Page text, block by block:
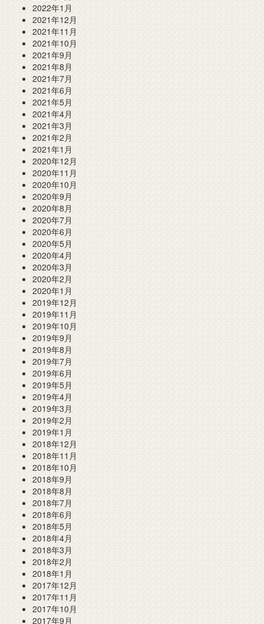
2022年1月
2021年12月
2021年11月
2021年10月
2021年9月
2021年8月
2021年7月
2021年6月
2021年5月
2021年4月
2021年3月
2021年2月
2021年1月
2020年12月
2020年11月
2020年10月
2020年9月
2020年8月
2020年7月
2020年6月
2020年5月
2020年4月
2020年3月
2020年2月
2020年1月
2019年12月
2019年11月
2019年10月
2019年9月
2019年8月
2019年7月
2019年6月
2019年5月
2019年4月
2019年3月
2019年2月
2019年1月
2018年12月
2018年11月
2018年10月
2018年9月
2018年8月
2018年7月
2018年6月
2018年5月
2018年4月
2018年3月
2018年2月
2018年1月
2017年12月
2017年11月
2017年10月
2017年9月